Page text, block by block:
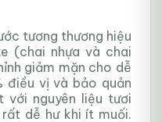
tương thương hiệu
(chai nhựa và chai
giảm mặn cho dễ
điều vị và bảo quản
nguyên liệu tươi
dễ hư khi ít muối.